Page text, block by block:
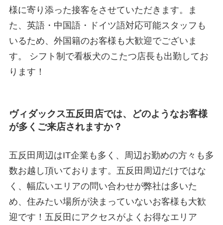
様に寄り添った接客をさせていただきます。ま
た、英語・中国語・ドイツ語対応可能スタッフも
いるため、外国籍のお客様も大歓迎でございま
す。 シフト制で看板犬のこたつ店長も出勤してお
ります！
ヴィダックス五反田店では、どのようなお客様
が多くご来店されますか？
五反田周辺はIT企業も多く、周辺お勤めの方々も多
数お越し頂いております。五反田周辺だけではな
く、幅広いエリアの問い合わせが弊社は多いた
め、住みたい場所が決まっていないお客様も大歓
迎です！五反田にアクセスがよくお得なエリア